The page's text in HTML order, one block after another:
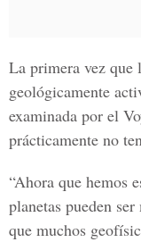
La primera vez que
geológicamente
examinada por el
prácticamente no
“Ahora que hemos
planetas pueden
que muchos